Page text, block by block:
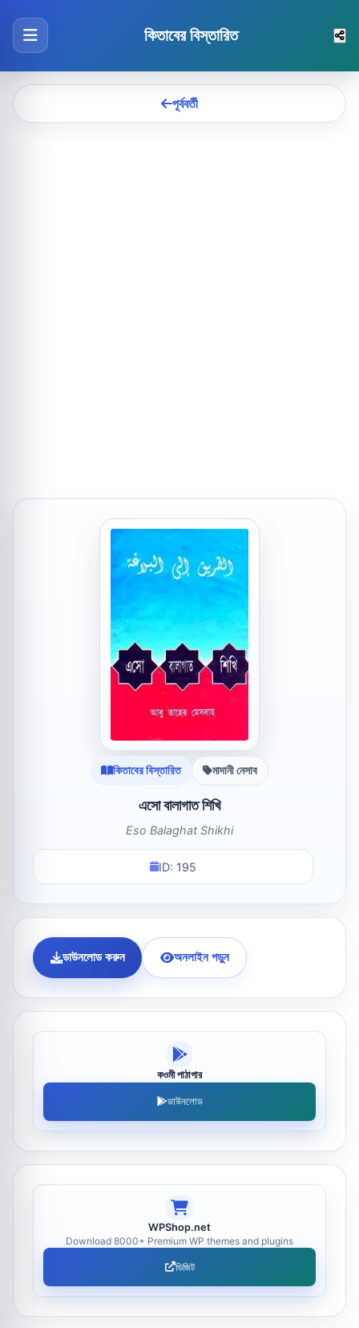
কিতাবের বিস্তারিত
পূর্ববর্তী
কিতাবের বিস্তারিত মাদানী নেসাব
এসো বালাগাত শিখি
Eso Balaghat Shikhi
ID: 195
ডাউনলোড করুন অনলাইন পড়ুন
কওমী পাঠাগার
ডাউনলোড
WPShop.net
Download 8000+ Premium WP themes and plugins
ভিজিট